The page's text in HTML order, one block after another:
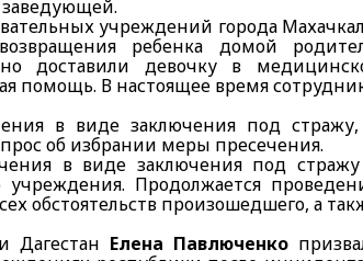
заведующей.
учреждений города
ребенка домой
доставили девочку в
помощь. В настоящее время
в виде заключения под
об избрании меры пресечения.
в виде заключения под
Продолжается
обстоятельств произошедшего, а
Дагестан Елена Павлюченко